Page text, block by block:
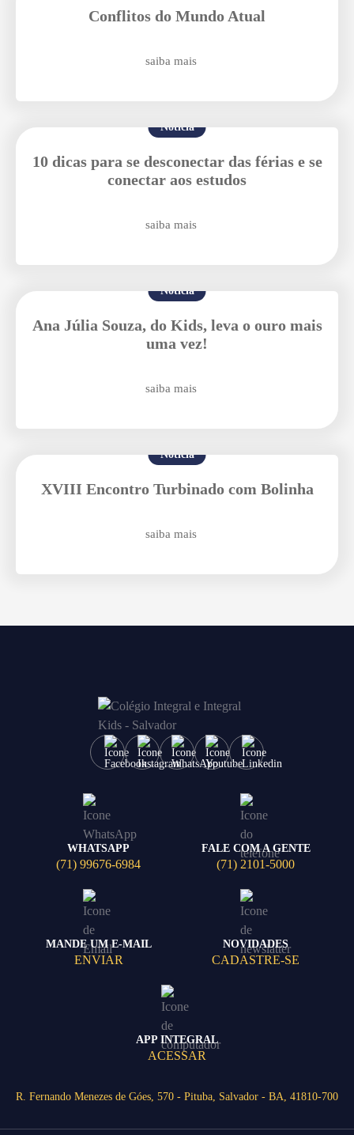
Conflitos do Mundo Atual
saiba mais
Notícia
10 dicas para se desconectar das férias e se
conectar aos estudos
saiba mais
Notícia
Ana Júlia Souza, do Kids, leva o ouro mais
uma vez!
saiba mais
Notícia
XVIII Encontro Turbinado com Bolinha
saiba mais
WHATSAPP
(71) 99676-6984
FALE COM A GENTE
(71) 2101-5000
MANDE UM E-MAIL
ENVIAR
NOVIDADES
CADASTRE-SE
APP INTEGRAL
ACESSAR
R. Fernando Menezes de Góes, 570 - Pituba, Salvador - BA, 41810-700
Agende uma visita
Enviei um E-mail
Enviar E-mail